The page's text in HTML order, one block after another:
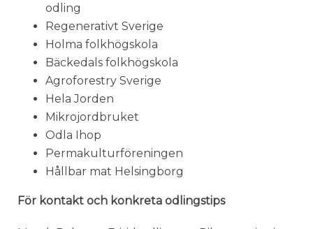
odling
Regenerativt Sverige
Holma folkhögskola
Bäckedals folkhögskola
Agroforestry Sverige
Hela Jorden
Mikrojordbruket
Odla Ihop
Permakulturföreningen
Hållbar mat Helsingborg
För kontakt och konkreta odlingstips